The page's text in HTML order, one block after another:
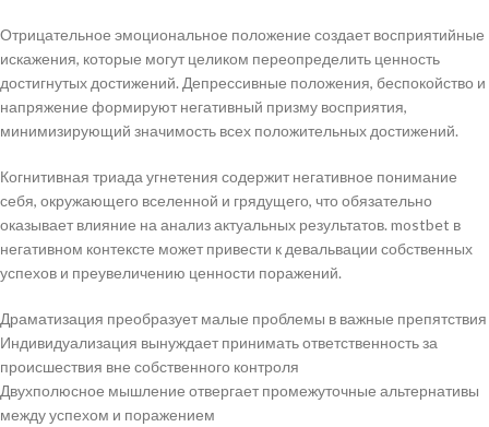
Отрицательное эмоциональное положение создает восприятийные
искажения, которые могут целиком переопределить ценность
достигнутых достижений. Депрессивные положения, беспокойство и
напряжение формируют негативный призму восприятия,
минимизирующий значимость всех положительных достижений.
Когнитивная триада угнетения содержит негативное понимание
себя, окружающего вселенной и грядущего, что обязательно
оказывает влияние на анализ актуальных результатов. mostbet в
негативном контексте может привести к девальвации собственных
успехов и преувеличению ценности поражений.
Драматизация преобразует малые проблемы в важные препятствия
Индивидуализация вынуждает принимать ответственность за
происшествия вне собственного контроля
Двухполюсное мышление отвергает промежуточные альтернативы
между успехом и поражением